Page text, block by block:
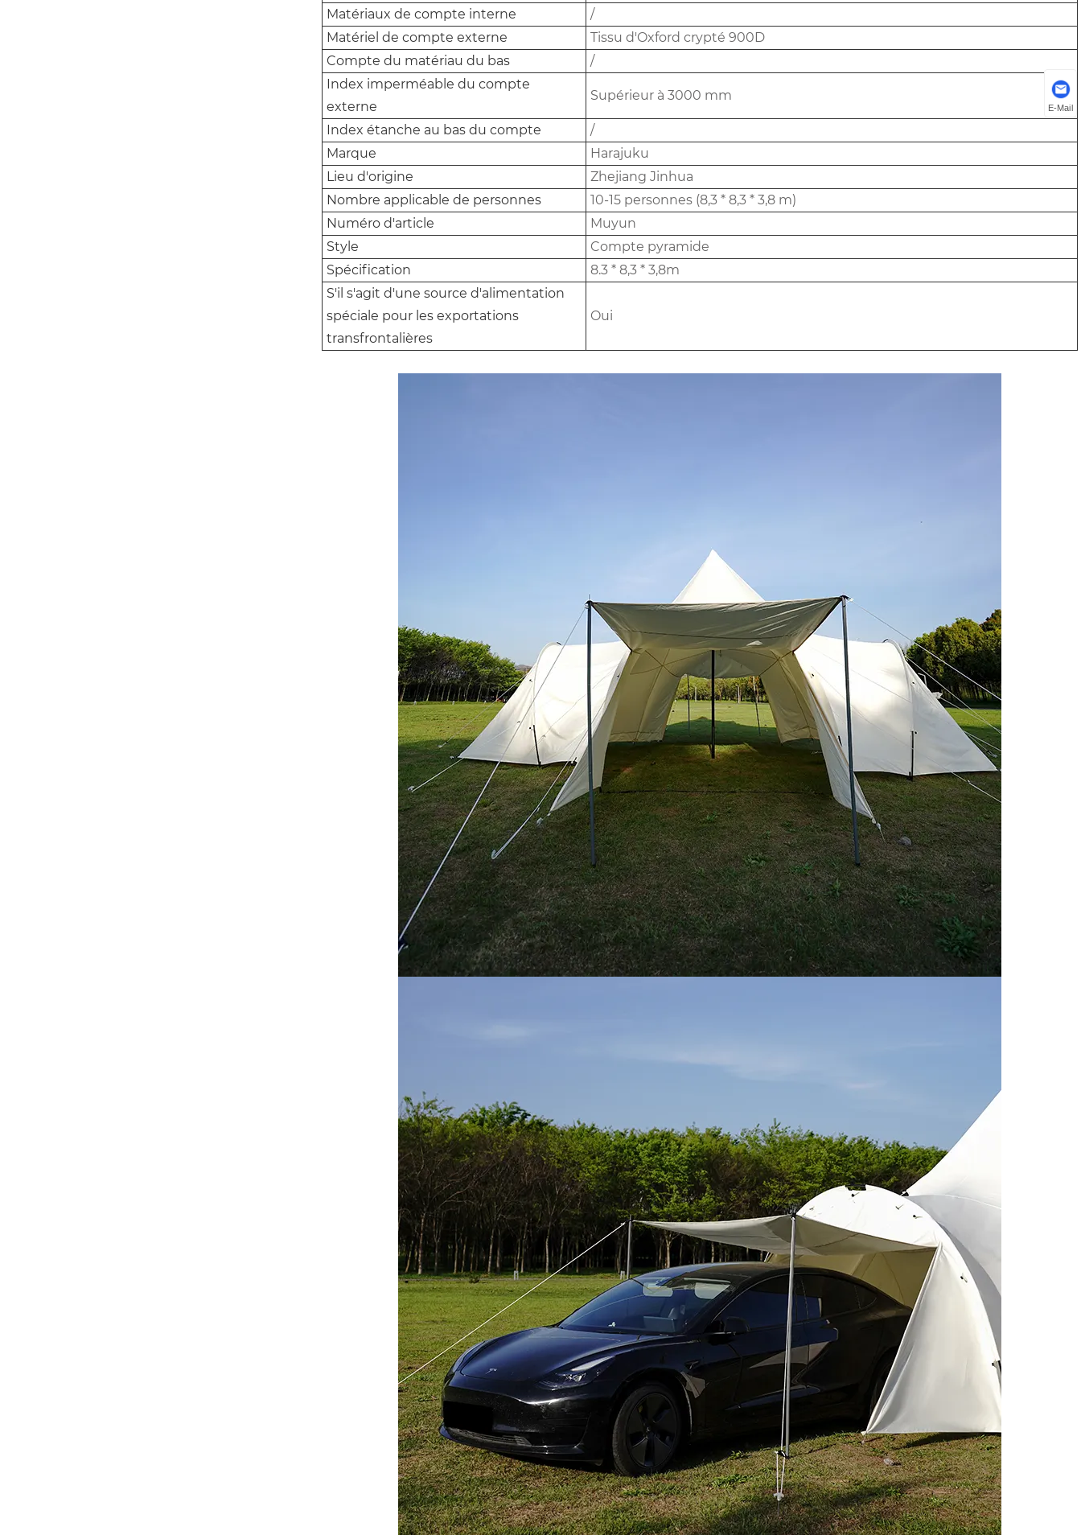
Matériaux de compte interne
/
Matériel de compte externe
Tissu d'Oxford crypté 900D
Compte du matériau du bas
/
Index imperméable du compte
externe
Supérieur à 3000 mm
Index étanche au bas du compte
/
Marque
Harajuku
Lieu d'origine
Zhejiang Jinhua
Nombre applicable de personnes
10-15 personnes (8,3 * 8,3 * 3,8 m)
Numéro d'article
Muyun
Style
Compte pyramide
Spécification
8.3 * 8,3 * 3,8m
S'il s'agit d'une source d'alimentation
spéciale pour les exportations
transfrontalières
Oui
E-Mail